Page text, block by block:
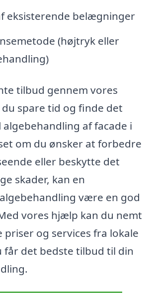
eksisterende belægninger
(højtryk eller
tilbud gennem vores
spare tid og finde det
af facade i
om du ønsker at forbedre
eller beskytte det
skader, kan en
være en god
vores hjælp kan du nemt
priser og services fra lokale
får det bedste tilbud til din